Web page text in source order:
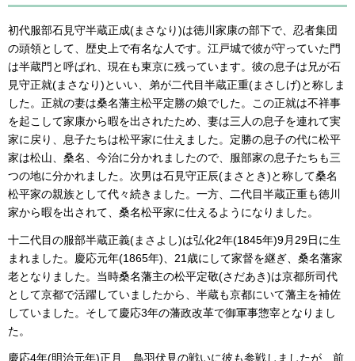
初代服部石見守半蔵正成(まさなり)は徳川家康の部下で、忍者集団
の頭領として、歴史上で有名な人です。江戸城で彼が守っていた門
は半蔵門と呼ばれ、現在も東京に残っています。彼の息子は兄が石
見守正就(まさなり)といい、弟が二代目半蔵正重(まさしげ)と称しま
した。正就の妻は桑名藩主松平定勝の娘でした。この正就は不祥事
を起こして家康から暇を出されたため、妻は三人の息子を連れて実
家に戻り、息子たちは松平家に仕えました。定勝の息子の代に松平
家は松山、桑名、今治に分かれましたので、服部家の息子たちも三
つの地に分かれました。次男は石見守正辰(まさとき)と称して桑名
松平家の親族として代々続きました。一方、二代目半蔵正重も徳川
家から暇を出されて、桑名松平家に仕えるようになりました。
十二代目の服部半蔵正義(まさよし)は弘化2年(1845年)9月29日に生
まれました。慶応元年(1865年)、21歳にして家督を継ぎ、桑名藩家
老となりました。当時桑名藩主の松平定敬(さだあき)は京都所司代
として京都で活躍していましたから、半蔵も京都にいて藩主を補佐
していました。そして慶応3年の藩政改革で御軍事惣宰となりまし
た。
慶応4年(明治元年)正月、鳥羽伏見の戦いに彼も参戦しましたが、前